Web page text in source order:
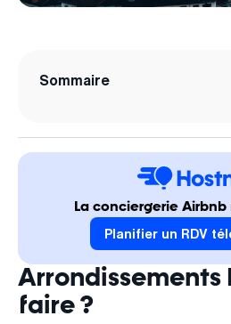
Sommaire
La conciergerie Airbnb
Planifier un RDV
Arrondissements
faire ?